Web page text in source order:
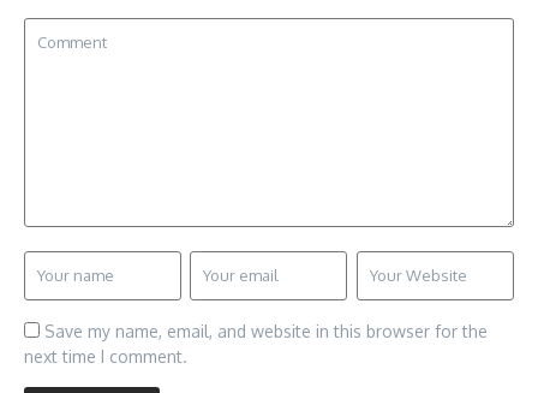
Save my name, email, and website in this browser for the
next time I comment.